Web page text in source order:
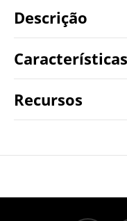
Descrição
Características
Recursos